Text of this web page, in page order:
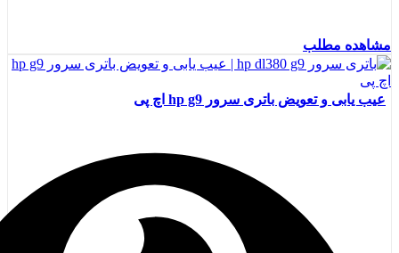
مشاهده مطلب
عیب یابی و تعویض باتری سرور hp g9 اچ پی